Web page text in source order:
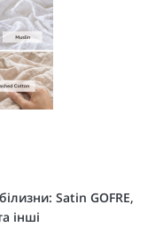
Satin GOFRE,
інші